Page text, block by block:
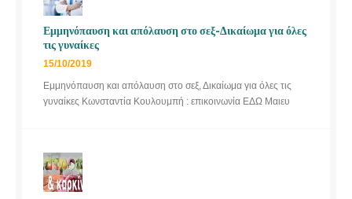
Εμμηνόπαυση και απόλαυση στο σεξ-Δικαίωμα για όλες
τις γυναίκες
15/10/2019
Εμμηνόπαυση και απόλαυση στο σεξ, Δικαίωμα για όλες τις
γυναίκες Κωνσταντία Κουλουμπή : επικοινωνία ΕΔΩ Μαιευ